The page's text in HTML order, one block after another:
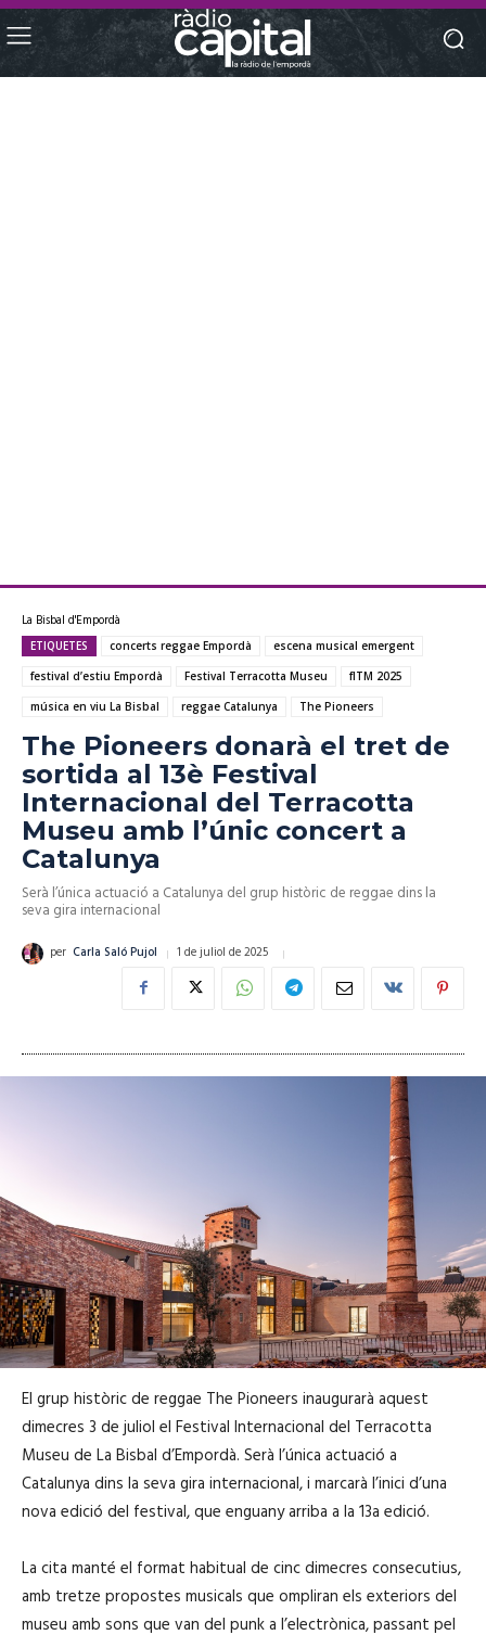
La Bisbal d'Empordà
ETIQUETES concerts reggae Empordà
escena musical emergent
festival d’estiu Empordà
Festival Terracotta Museu
fITM 2025
música en viu La Bisbal
reggae Catalunya The Pioneers
The Pioneers donarà el tret de
sortida al 13è Festival
Internacional del Terracotta
Museu amb l’únic concert a
Catalunya
Serà l’única actuació a Catalunya del grup històric de reggae dins la
seva gira internacional
per Carla Saló Pujol 1 de juliol de 2025
El grup històric de reggae The Pioneers inaugurarà aquest
dimecres 3 de juliol el Festival Internacional del Terracotta
Museu de La Bisbal d’Empordà. Serà l’única actuació a
Catalunya dins la seva gira internacional, i marcarà l’inici d’una
nova edició del festival, que enguany arriba a la 13a edició.
La cita manté el format habitual de cinc dimecres consecutius,
amb tretze propostes musicals que ompliran els exteriors del
museu amb sons que van del punk a l’electrònica, passant pel